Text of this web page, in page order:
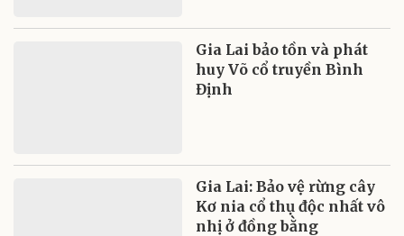
Gia Lai bảo tồn và phát
huy Võ cổ truyền Bình
Định
Gia Lai: Bảo vệ rừng cây
Kơ nia cổ thụ độc nhất vô
nhị ở đồng bằng